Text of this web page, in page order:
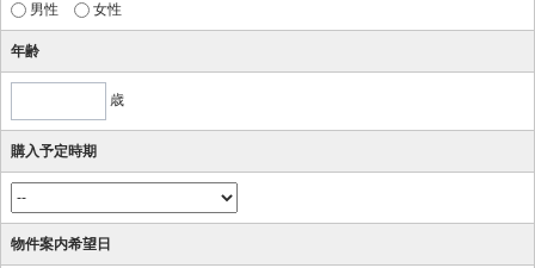
男性 女性
年齢
歳
購入予定時期
物件案内希望日